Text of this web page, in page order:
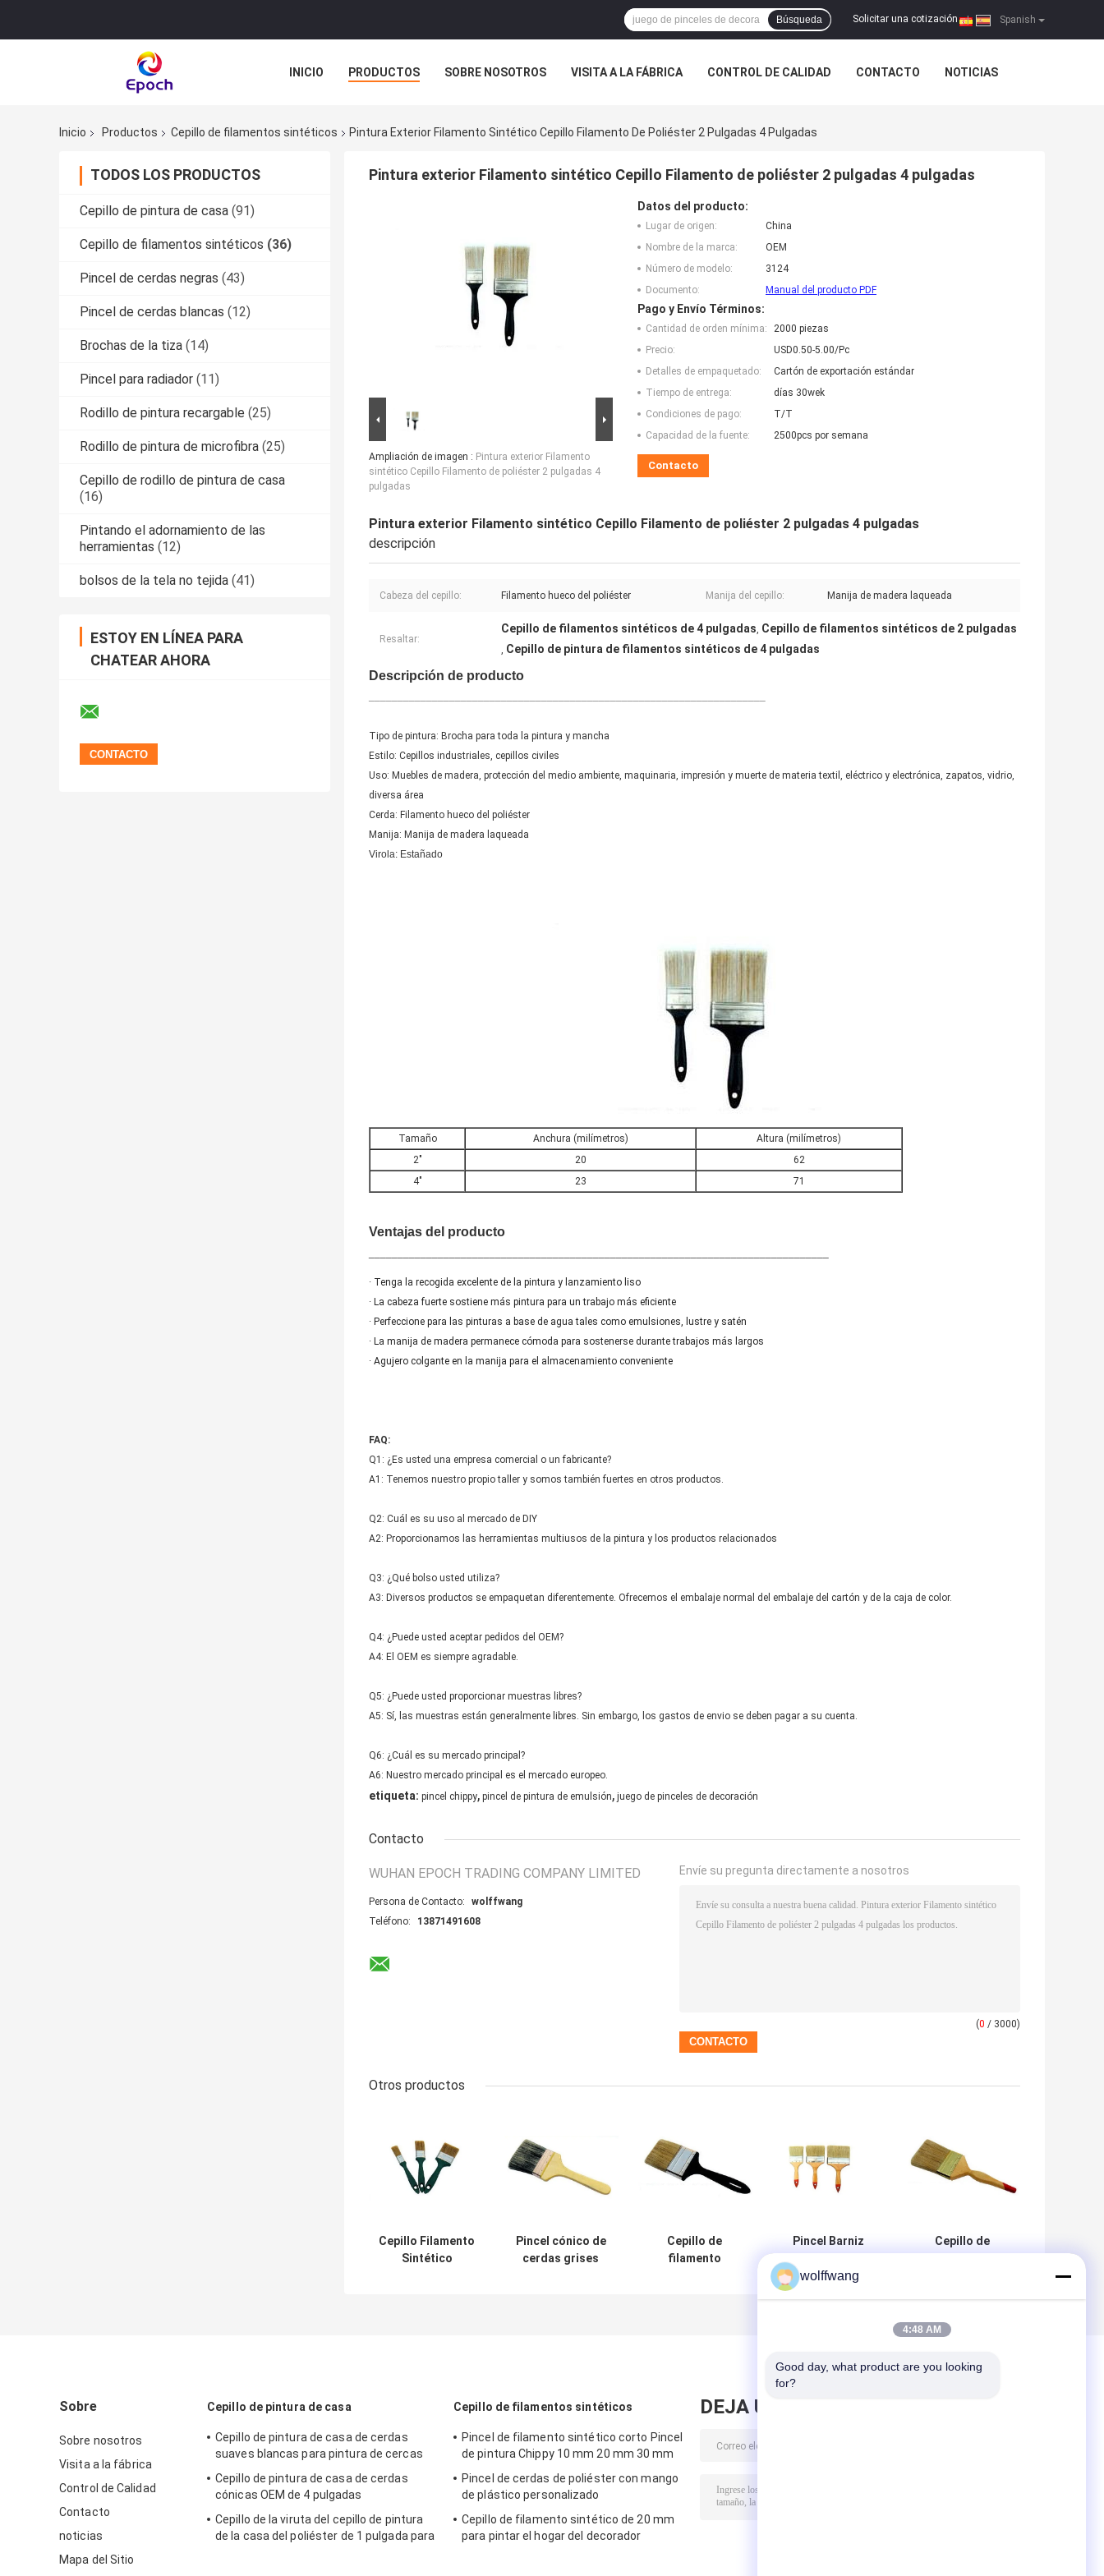
Spanish
Solicitar una cotización |
Búsqueda
INICIO PRODUCTOS SOBRE NOSOTROS VISITA A LA FÁBRICA CONTROL DE CALIDAD CONTACTO NOTICIAS
Inicio
Productos Cepillo de filamentos sintéticos Pintura Exterior Filamento Sintético Cepillo Filamento De Poliéster 2 Pulgadas 4 Pulgadas
TODOS LOS PRODUCTOS
Cepillo de pintura de casa (91)
Cepillo de filamentos sintéticos (36)
Pincel de cerdas negras (43)
Pincel de cerdas blancas (12)
Brochas de la tiza (14)
Pincel para radiador (11)
Rodillo de pintura recargable (25)
Rodillo de pintura de microfibra (25)
Cepillo de rodillo de pintura de casa
(16)
Pintando el adornamiento de las
herramientas (12)
bolsos de la tela no tejida (41)
ESTOY EN LÍNEA PARA
CHATEAR AHORA
Pintura exterior Filamento sintético Cepillo Filamento de poliéster 2 pulgadas 4 pulgadas
Ampliación de imagen : Pintura exterior Filamento
sintético Cepillo Filamento de poliéster 2 pulgadas 4
pulgadas
Datos del producto:
Lugar de origen:
China
Nombre de la marca:
OEM
Número de modelo:
3124
Documento:
Manual del producto PDF
Pago y Envío Términos:
Cantidad de orden mínima:
2000 piezas
Precio:
USD0.50-5.00/Pc
Detalles de empaquetado:
Cartón de exportación estándar
Tiempo de entrega:
días 30wek
Condiciones de pago:
T/T
Capacidad de la fuente:
2500pcs por semana
Contacto
Pintura exterior Filamento sintético Cepillo Filamento de poliéster 2 pulgadas 4 pulgadas
descripción
Cabeza del cepillo: Filamento hueco del poliéster Manija del cepillo: Manija de madera laqueada
Resaltar:
Cepillo de filamentos sintéticos de 4 pulgadas, Cepillo de filamentos sintéticos de 2 pulgadas
, Cepillo de pintura de filamentos sintéticos de 4 pulgadas
Descripción de producto
Tipo de pintura: Brocha para toda la pintura y mancha
Estilo: Cepillos industriales, cepillos civiles
Uso: Muebles de madera, protección del medio ambiente, maquinaria, impresión y muerte de materia textil, eléctrico y electrónica, zapatos, vidrio,
diversa área
Cerda: Filamento hueco del poliéster
Manija: Manija de madera laqueada
Virola: Estañado
Tamaño Anchura (milímetros)
Altura (milímetros)
2"
20
62
4"
23 71
Ventajas del producto
· Tenga la recogida excelente de la pintura y lanzamiento liso
· La cabeza fuerte sostiene más pintura para un trabajo más eficiente
· Perfeccione para las pinturas a base de agua tales como emulsiones, lustre y satén
· La manija de madera permanece cómoda para sostenerse durante trabajos más largos
· Agujero colgante en la manija para el almacenamiento conveniente
FAQ:
Q1: ¿Es usted una empresa comercial o un fabricante?
A1: Tenemos nuestro propio taller y somos también fuertes en otros productos.
Q2: Cuál es su uso al mercado de DIY
A2: Proporcionamos las herramientas multiusos de la pintura y los productos relacionados
Q3: ¿Qué bolso usted utiliza?
A3: Diversos productos se empaquetan diferentemente. Ofrecemos el embalaje normal del embalaje del cartón y de la caja de color.
Q4: ¿Puede usted aceptar pedidos del OEM?
A4: El OEM es siempre agradable.
Q5: ¿Puede usted proporcionar muestras libres?
A5: Sí, las muestras están generalmente libres. Sin embargo, los gastos de envio se deben pagar a su cuenta.
Q6: ¿Cuál es su mercado principal?
A6: Nuestro mercado principal es el mercado europeo.
etiqueta: pincel chippy, pincel de pintura de emulsión, juego de pinceles de decoración
Contacto
WUHAN EPOCH TRADING COMPANY LIMITED
Persona de Contacto:
wolffwang
Teléfono:
13871491608
Envíe su pregunta directamente a nosotros
(0 / 3000)
Otros productos
Cepillo Filamento
Sintético
Pincel cónico de
cerdas grises
Cepillo de
filamento
Pincel Barniz
Madera Lacada
Cepillo de
Sobre
Sobre nosotros
Visita a la fábrica
Control de Calidad
Contacto
noticias
Mapa del Sitio
Cepillo de pintura de casa
Cepillo de pintura de casa de cerdas
suaves blancas para pintura de cercas
Cepillo de pintura de casa de cerdas
cónicas OEM de 4 pulgadas
Cepillo de la viruta del cepillo de pintura
de la casa del poliéster de 1 pulgada para
Cepillo de filamentos sintéticos
Pincel de filamento sintético corto Pincel
de pintura Chippy 10 mm 20 mm 30 mm
Pincel de cerdas de poliéster con mango
de plástico personalizado
Cepillo de filamento sintético de 20 mm
para pintar el hogar del decorador
DEJA UN MENSAJE
wolffwang
4:48 AM
Good day, what product are you looking
for?